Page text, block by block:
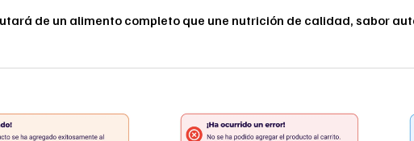
de un alimento completo que une nutrición de calidad, sabor